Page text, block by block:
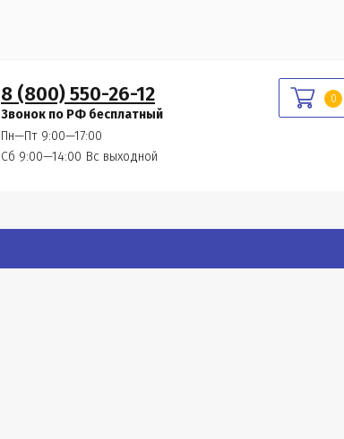
8 (800) 550-26-12
Звонок по РФ бесплатный
Пн—Пт 9:00—17:00
Сб 9:00—14:00 Вс выходной
0